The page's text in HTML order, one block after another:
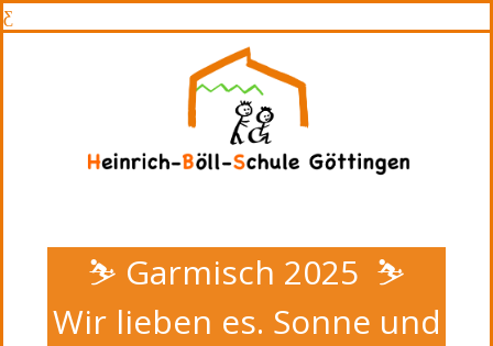
⛷️ Garmisch 2025 ⛷️
Wir lieben es. Sonne und